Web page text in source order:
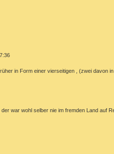
in Form einer vierseitigen , (zwei
war wohl selber nie im fremden Land auf